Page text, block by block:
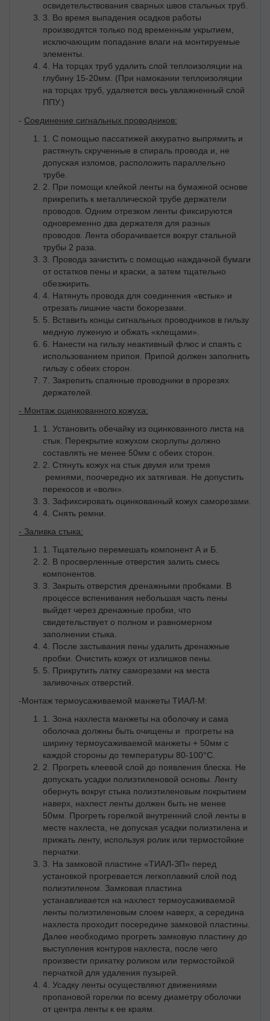
освидетельствования сварных швов стальных труб.
3. Во время выпадения осадков работы
производятся только под временным укрытием,
исключающим попадание влаги на монтируемые
элементы.
4. На торцах труб удалить слой теплоизоляции на
глубину 15-20мм. (При намокании теплоизоляции
на торцах труб, удаляется весь увлажненный слой
ППУ.)
- Соединение сигнальных проводников:
1. С помощью пассатижей аккуратно выпрямить и
растянуть скрученные в спираль провода и, не
допуская изломов, расположить параллельно
трубе.
2. При помощи клейкой ленты на бумажной основе
прикрепить к металлической трубе держатели
проводов. Одним отрезком ленты фиксируются
одновременно два держателя для разных
проводов. Лента оборачивается вокруг стальной
трубы 2 раза.
3. Провода зачистить с помощью наждачной бумаги
от остатков пены и краски, а затем тщательно
обезжирить.
4. Натянуть провода для соединения «встык» и
отрезать лишние части бокорезами.
5. Вставить концы сигнальных проводников в гильзу
медную луженую и обжать «клещами».
6. Нанести на гильзу неактивный флюс и спаять с
использованием припоя. Припой должен заполнить
гильзу с обеих сторон.
7. Закрепить спаянные проводники в прорезях
держателей.
- Монтаж оцинкованного кожуха:
1. Установить обечайку из оцинкованного листа на
стык. Перекрытие кожухом скорлупы должно
составлять не менее 50мм с обеих сторон.
2. Стянуть кожух на стык двумя или тремя
ремнями, поочередно их затягивая. Не допустить
перекосов и «волн».
3. Зафиксировать оцинкованный кожух саморезами.
4. Снять ремни.
- Заливка стыка:
1. Тщательно перемешать компонент А и Б.
2. В просверленные отверстия залить смесь
компонентов.
3. Закрыть отверстия дренажными пробками. В
процессе вспенивания небольшая часть пены
выйдет через дренажные пробки, что
свидетельствует о полном и равномерном
заполнении стыка.
4. После застывания пены удалить дренажные
пробки. Очистить кожух от излишков пены.
5. Прикрутить латку саморезами на места
заливочных отверстий.
-Монтаж термоусаживаемой манжеты ТИАЛ-М:
1. Зона нахлеста манжеты на оболочку и сама
оболочка должны быть очищены и прогреты на
ширину термоусаживаемой манжеты + 50мм с
каждой стороны до температуры 80-100°С.
2. Прогреть клеевой слой до появления блеска. Не
допускать усадки полиэтиленовой основы. Ленту
обернуть вокруг стыка полиэтиленовым покрытием
наверх, нахлест ленты должен быть не менее
50мм. Прогреть горелкой внутренний слой ленты в
месте нахлеста, не допуская усадки полиэтилена и
прижать ленту, используя ролик или термостойкие
перчатки.
3. На замковой пластине «ТИАЛ-ЗП» перед
установкой прогревается легкоплавкий слой под
полиэтиленом. Замковая пластина
устанавливается на нахлест термоусаживаемой
ленты полиэтиленовым слоем наверх, а середина
нахлеста проходит посередине замковой пластины.
Далее необходимо прогреть замковую пластину до
выступления контуров нахлеста, после чего
произвести прикатку роликом или термостойкой
перчаткой для удаления пузырей.
4. Усадку ленты осуществляют движениями
пропановой горелки по всему диаметру оболочки
от центра ленты к ее краям.